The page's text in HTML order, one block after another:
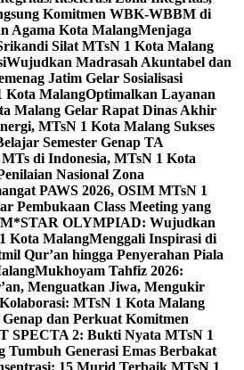
Komitmen WBK-WBBM di
Agama Kota MalangMenjaga
Silat MTsN 1 Kota Malang
Wujudkan Madrasah Akuntabel dan
Jatim Gelar Sosialisasi
Kota MalangOptimalkan Layanan
Malang Gelar Rapat Dinas Akhir
MTsN 1 Kota Malang Sukses
Semester Genap TA
di Indonesia, MTsN 1 Kota
Nasional Zona
PAWS 2026, OSIM MTsN 1
Pembukaan Class Meeting yang
M*STAR OLYMPIAD: Wujudkan
Kota MalangMenggali Inspirasi di
Qur’an hingga Penyerahan Piala
Mukhoyam Tahfiz 2026:
Menguatkan Jiwa, Mengukir
MTsN 1 Kota Malang
dan Perkuat Komitmen
SPECTA 2: Bukti Nyata MTsN 1
Tumbuh Generasi Emas Berbakat
15 Murid Terbaik MTsN 1